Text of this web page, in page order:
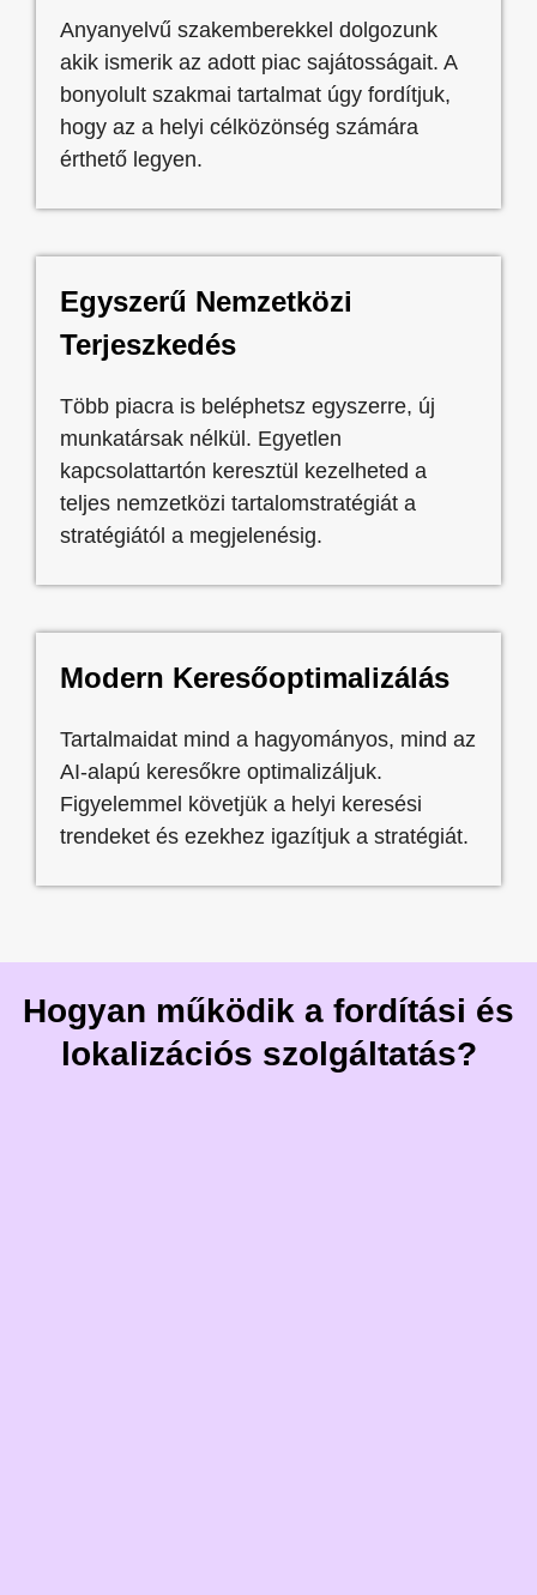
Anyanyelvű szakemberekkel dolgozunk
akik ismerik az adott piac sajátosságait. A
bonyolult szakmai tartalmat úgy fordítjuk,
hogy az a helyi célközönség számára
érthető legyen.
Egyszerű Nemzetközi
Terjeszkedés
Több piacra is beléphetsz egyszerre, új
munkatársak nélkül. Egyetlen
kapcsolattartón keresztül kezelheted a
teljes nemzetközi tartalomstratégiát a
stratégiától a megjelenésig.
Modern Keresőoptimalizálás
Tartalmaidat mind a hagyományos, mind az
AI-alapú keresőkre optimalizáljuk.
Figyelemmel követjük a helyi keresési
trendeket és ezekhez igazítjuk a stratégiát.
Hogyan működik a fordítási és
lokalizációs szolgáltatás?